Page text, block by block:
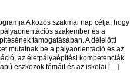
A közös szakmai nap célja, hogy
szakember és a
támogatásában. A délelőtti
mutatnak be a pályaorientáció és az
az életpályaépítési kompetenciák
eszközök témáit és az iskolai […]